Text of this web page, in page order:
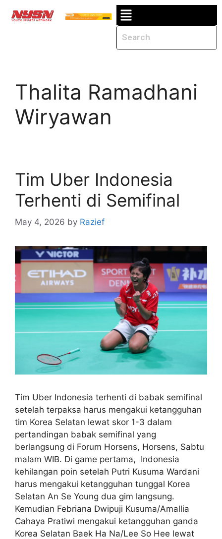
Thalita Ramadhani
Wiryawan
Tim Uber Indonesia
Terhenti di Semifinal
May 4, 2026 by Razief
Tim Uber Indonesia terhenti di babak semifinal
setelah terpaksa harus mengakui ketangguhan
tim Korea Selatan lewat skor 1-3 dalam
pertandingan babak semifinal yang
berlangsung di Forum Horsens, Horsens, Sabtu
malam WIB. Di game pertama, Indonesia
kehilangan poin setelah Putri Kusuma Wardani
harus mengakui ketangguhan tunggal Korea
Selatan An Se Young dua gim langsung.
Kemudian Febriana Dwipuji Kusuma/Amallia
Cahaya Pratiwi mengakui ketangguhan ganda
Korea Selatan Baek Ha Na/Lee So Hee lewat